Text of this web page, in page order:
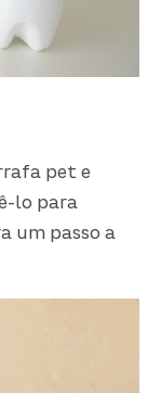
pet e
lo para
um passo a